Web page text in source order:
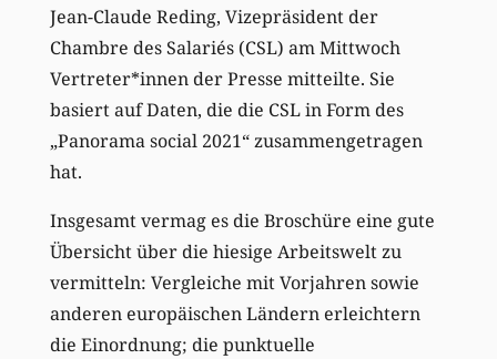
Jean-Claude Reding, Vizepräsident der
Chambre des Salariés (CSL) am Mittwoch
Vertreter*innen der Presse mitteilte. Sie
basiert auf Daten, die die CSL in Form des
„Panorama social 2021“ zusammengetragen
hat.
Insgesamt vermag es die Broschüre eine gute
Übersicht über die hiesige Arbeitswelt zu
vermitteln: Vergleiche mit Vorjahren sowie
anderen europäischen Ländern erleichtern
die Einordnung; die punktuelle